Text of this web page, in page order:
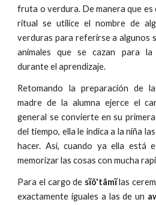
fruta o verdura. De manera que es
ritual se utilice el nombre de
verduras para referirse a algunos
animales que se cazan para la
durante el aprendizaje.
Retomando la preparación de
madre de la alumna ejerce el
general se convierte en su
del tiempo, ella le indica a la niña
hacer. Así, cuando ya ella está
memorizar las cosas con mucha
Para el cargo de sĩõ'tãmĩlas
exactamente iguales a las de un